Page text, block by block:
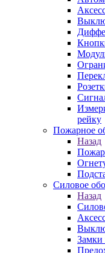
рейку
Пожарное
Назад
Силовое
Назад
Замки